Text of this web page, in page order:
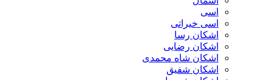
اسی
اسی خیراتی
اشکان رسا
اشکان رضایی
اشکان شاه محمدی
اشکان شفیق